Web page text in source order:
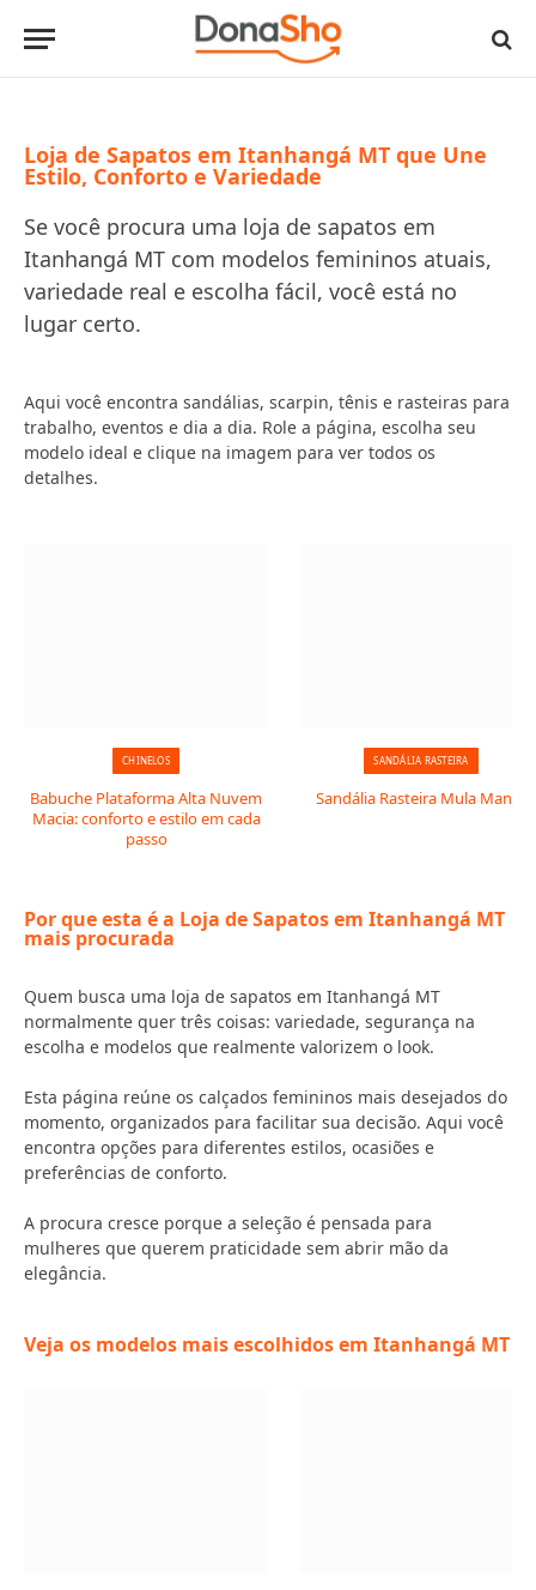
Loja de Sapatos em Itanhangá MT que Une
Estilo, Conforto e Variedade
Se você procura uma loja de sapatos em
Itanhangá MT com modelos femininos atuais,
variedade real e escolha fácil, você está no
lugar certo.
Aqui você encontra sandálias, scarpin, tênis e rasteiras para
trabalho, eventos e dia a dia. Role a página, escolha seu
modelo ideal e clique na imagem para ver todos os
detalhes.
CHINELOS
Babuche Plataforma Alta Nuvem
Macia: conforto e estilo em cada
passo
SANDÁLIA RASTEIRA
Sandália Rasteira Mula Manca
Por que esta é a Loja de Sapatos em Itanhangá MT
mais procurada
Quem busca uma loja de sapatos em Itanhangá MT
normalmente quer três coisas: variedade, segurança na
escolha e modelos que realmente valorizem o look.
Esta página reúne os calçados femininos mais desejados do
momento, organizados para facilitar sua decisão. Aqui você
encontra opções para diferentes estilos, ocasiões e
preferências de conforto.
A procura cresce porque a seleção é pensada para
mulheres que querem praticidade sem abrir mão da
elegância.
Veja os modelos mais escolhidos em Itanhangá MT